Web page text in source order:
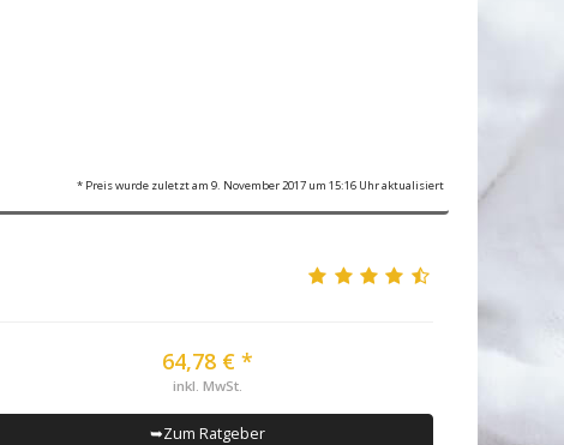
* Preis wurde zuletzt am 9. November 2017 um 15:16 Uhr aktualisiert
64,78 € *
inkl. MwSt.
➥Zum Ratgeber